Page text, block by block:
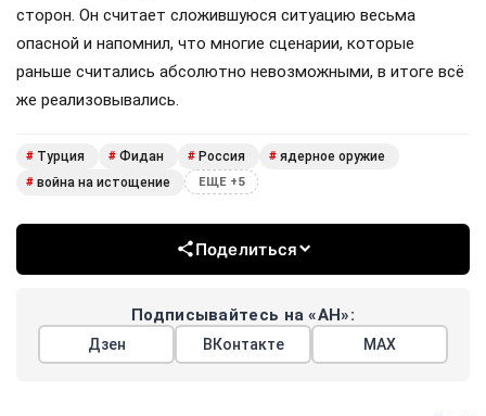
сторон. Он считает сложившуюся ситуацию весьма
опасной и напомнил, что многие сценарии, которые
раньше считались абсолютно невозможными, в итоге всё
же реализовывались.
# Турция # Фидан # Россия # ядерное оружие
# война на истощение ЕЩЕ +5
Поделиться
Подписывайтесь на «АН»:
Дзен ВКонтакте МАХ